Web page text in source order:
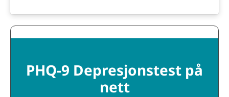
PHQ-9 Depresjonstest på
nett